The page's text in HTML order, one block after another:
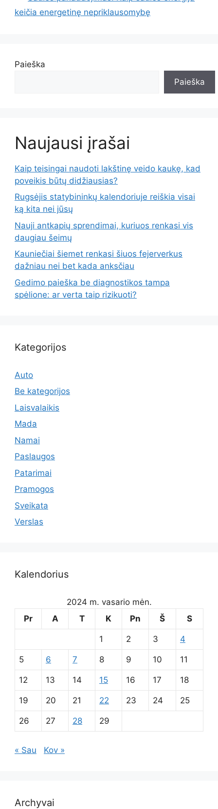
keičia energetinę nepriklausomybę
Paieška
Paieška
Naujausi įrašai
Kaip teisingai naudoti lakštinę veido kaukę, kad
poveikis būtų didžiausias?
Rugsėjis statybininkų kalendoriuje reiškia visai
ką kita nei jūsų
Nauji antkapių sprendimai, kuriuos renkasi vis
daugiau šeimų
Kauniečiai šiemet renkasi šiuos fejerverkus
dažniau nei bet kada anksčiau
Gedimo paieška be diagnostikos tampa
spėlione: ar verta taip rizikuoti?
Kategorijos
Auto
Be kategorijos
Laisvalaikis
Mada
Namai
Paslaugos
Patarimai
Pramogos
Sveikata
Verslas
Kalendorius
2024 m. vasario mėn.
Pr
A T K Pn Š S
1 2 3 4
5 6 7 8 9 10 11
12 13 14 15 16 17 18
19 20 21 22 23 24 25
26 27 28 29
« Sau Kov »
Archyvai